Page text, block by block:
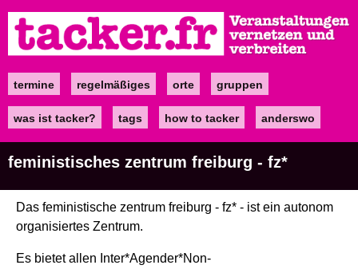
zum
Inhalt
Maintermine regelmäßiges orte gruppen
was ist tacker? tags how to tacker anderswo
feministisches zentrum freiburg - fz*
Das feministische zentrum freiburg - fz* - ist ein autonom
organisiertes Zentrum.
Es bietet allen Inter*Agender*Non-